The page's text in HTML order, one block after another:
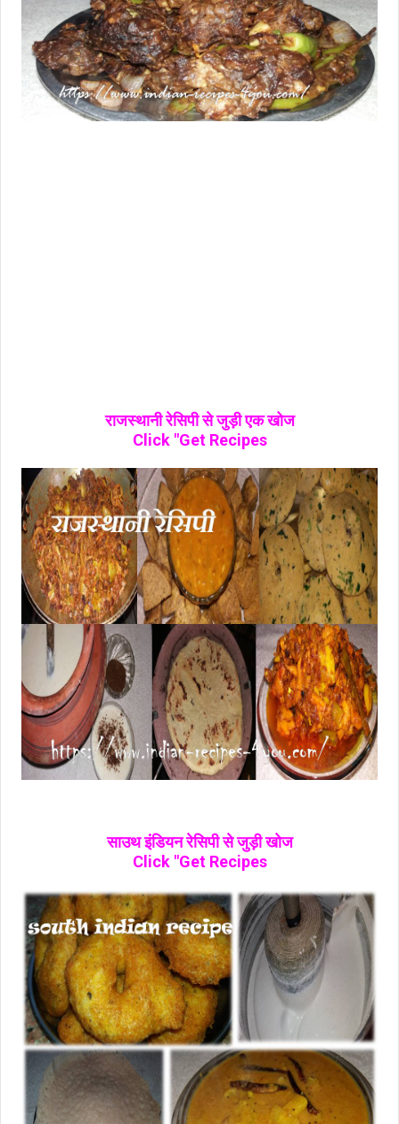
राजस्थानी रेसिपी से जुड़ी एक खोज
Click "Get Recipes
साउथ इंडियन रेसिपी से जुड़ी खोज
Click "Get Recipes